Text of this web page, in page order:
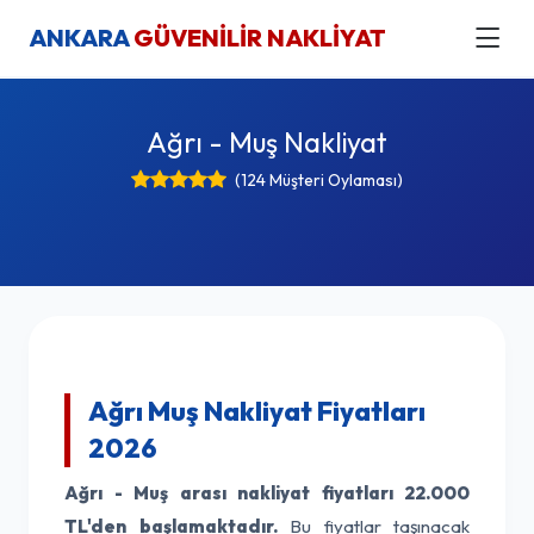
ANKARAGÜVENİLİR NAKLİYAT
Ağrı - Muş Nakliyat
(124 Müşteri Oylaması)
Ağrı Muş Nakliyat Fiyatları
2026
Ağrı - Muş arası nakliyat fiyatları 22.000
TL'den başlamaktadır.Bu fiyatlar taşınacak